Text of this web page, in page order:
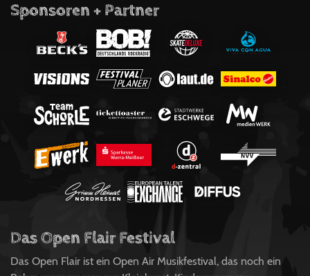
Sponsoren + Partner
Das Open Flair Festival
Das Open Flair ist ein Open Air Musikfestival, das noch ein